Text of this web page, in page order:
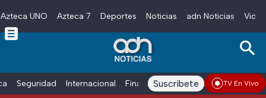
Skip to main content
Azteca UNO Azteca 7 Deportes Noticias adn Noticias
Seguridad Internacional Finanzas adn Noticias Radio
Suscríbete TV En Vivo